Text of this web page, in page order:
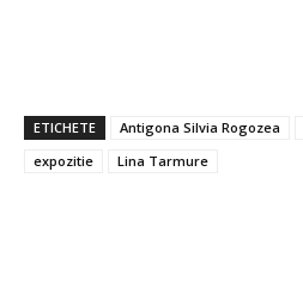
ETICHETE Antigona Silvia Rogozea
expozitie
Lina Tarmure